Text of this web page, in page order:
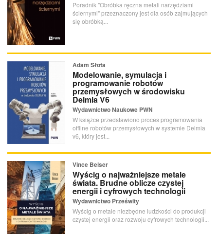
Poradnik "Obróbka ręczna metali narzędziami
ściernymi" przeznaczony jest dla osób zajmujących
się obróbką...
Adam Słota
Modelowanie, symulacja i
programowanie robotów
przemysłowych w środowisku
Delmia V6
Wydawnictwo Naukowe PWN
W książce przedstawiono proces programowania
offline robotów przemysłowych w systemie Delmia
v6, który jest...
Vince Beiser
Wyścig o najważniejsze metale
świata. Brudne oblicze czystej
energii i cyfrowych technologii
Wydawnictwo Prześwity
Wyścig o metale niezbędne ludzkości do produkcji
czystej energii oraz rozwoju cyfrowych technologii...